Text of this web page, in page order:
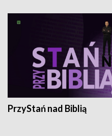
PrzyStań nad Biblią